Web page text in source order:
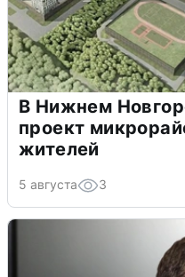
В Нижнем
проект
жителей
5 августа 3